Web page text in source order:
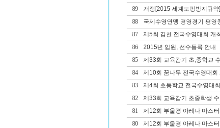
89
개정[2015 세계도핑방지규
88
국제수영연맹 경영경기 평영
87
제5회 김천 전국수영대회 개
86
2015년 임원, 선수등록 안내
85
제33회 교육감기 초,중학교
84
제10회 꿈나무 전국수영대회
83
제4회 초등학교 전국수영대
82
제33회 교육감기 초중학생
81
제12회 부울경 아레나 마스
80
제12회 부울경 아레나 마스